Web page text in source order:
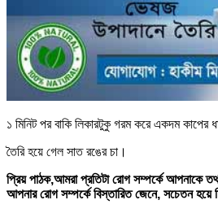
১ মিনিট পর বাকি লিকারটুকু গরম করে একদম
তৈরি হয়ে গেল সাত রঙের চা।
প্রিয় পাঠক,আমরা প্রতিটা রোগ সম্পর্কে আপনাকে
আপনার রোগ সম্পর্কে বিস্তারিত জেনে, সচেতন হয়ে